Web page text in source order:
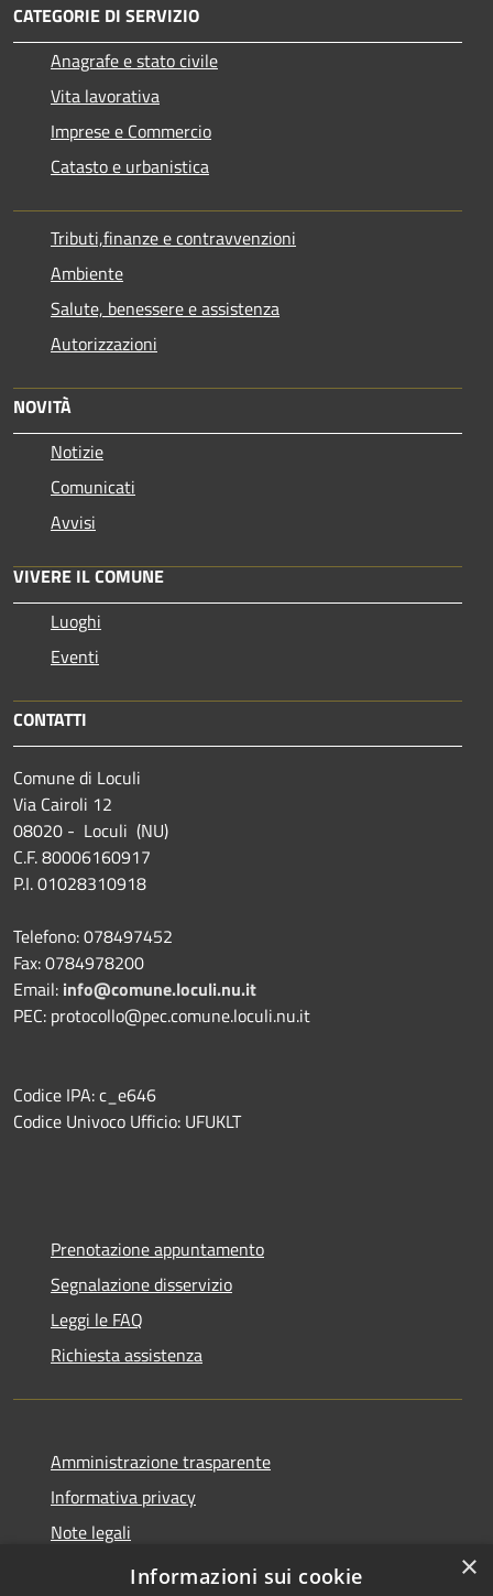
CATEGORIE DI SERVIZIO
Anagrafe e stato civile
Vita lavorativa
Imprese e Commercio
Catasto e urbanistica
Tributi,finanze e contravvenzioni
Ambiente
Salute, benessere e assistenza
Autorizzazioni
NOVITÀ
Notizie
Comunicati
Avvisi
VIVERE IL COMUNE
Luoghi
Eventi
CONTATTI
Comune di Loculi
Via Cairoli 12
08020 - Loculi (NU)
C.F. 80006160917
P.I. 01028310918
Telefono: 078497452
Fax: 0784978200
Email: info@comune.loculi.nu.it
PEC: protocollo@pec.comune.loculi.nu.it
Codice IPA: c_e646
Codice Univoco Ufficio: UFUKLT
Prenotazione appuntamento
Segnalazione disservizio
Leggi le FAQ
Richiesta assistenza
Amministrazione trasparente
Informativa privacy
Note legali
Dichiarazione di accessibilità
×
Informazioni sui cookie